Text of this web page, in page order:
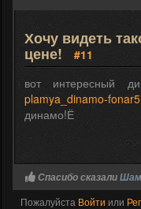
Хочу видеть
цене!
#11
вот интересный
plamya_dinamo-
динамо!Ё
Спасибо сказали
Пожалуйста Войти или